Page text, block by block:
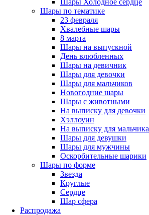
Шары по тематике
23 февраля
Хвалебные шары
8 марта
Шары на выпускной
День влюбленных
Шары на девичник
Шары для девочки
Шары для мальчиков
Новогодние шары
Шары с животными
На выписку для девочки
Хэллоуин
На выписку для мальчика
Шары для девушки
Шары для мужчины
Оскорбительные шарики
Шары по форме
Звезда
Круглые
Сердце
Шар сфера
Распродажа